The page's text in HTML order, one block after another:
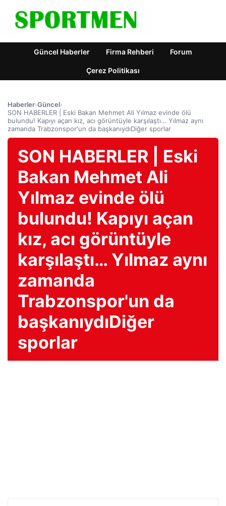
Güncel Haberler Firma Rehberi Forum
Çerez Politikası
Haberler›Güncel›
SON HABERLER | Eski Bakan Mehmet Ali Yılmaz evinde ölü
bulundu! Kapıyı açan kız, acı görüntüyle karşılaştı… Yılmaz aynı
zamanda Trabzonspor'un da başkanıydıDiğer sporlar
SON HABERLER | Eski
Bakan Mehmet Ali
Yılmaz evinde ölü
bulundu! Kapıyı açan
kız, acı görüntüyle
karşılaştı… Yılmaz aynı
zamanda
Trabzonspor'un da
başkanıydıDiğer
sporlar